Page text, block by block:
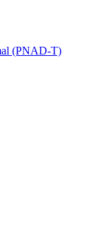
(PNAD-T)